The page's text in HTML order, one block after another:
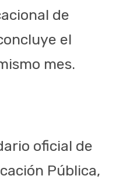
de
el
mes.
oficial de
Pública,